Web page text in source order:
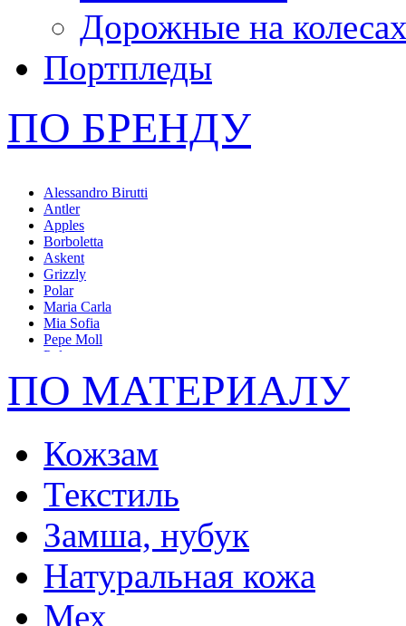
Дорожные на
Портпледы
ПО БРЕНДУ
Alessandro Birutti
Antler
Apples
Borboletta
Askent
Grizzly
Polar
Maria Carla
Mia Sofia
Pepe Moll
Pola
Tirelli
Vita Pelle
Orsa Oro
Giglio Fiorentino
OGIO
Cose Da Uomo
Deeson
Flower Rain
Tacher
ПО МАТЕРИАЛУ
Кожзам
Текстиль
Замша, нубук
Натуральная кожа
Мех